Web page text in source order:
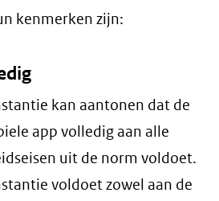
kenmerken zijn:
kan aantonen dat de
app volledig aan alle
uit de norm voldoet.
voldoet zowel aan de